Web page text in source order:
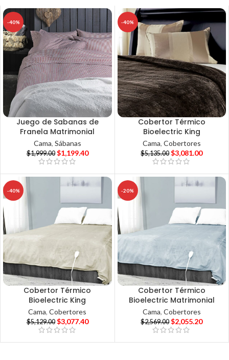
-40%
Juego de Sabanas de
Franela Matrimonial
Cama, Sábanas
$1,999.00 $1,199.40
-40%
Cobertor Térmico
Bioelectric King
Cama, Cobertores
$5,135.00 $3,081.00
-40%
Cobertor Térmico
Bioelectric King
Cama,Cobertores
$5,129.00 $3,077.40
-20%
Cobertor Térmico
Bioelectric Matrimonial
Cama, Cobertores
$2,569.00 $2,055.20